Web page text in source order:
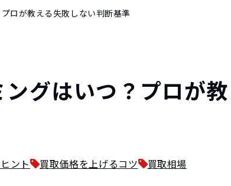
ロが教える失敗しない判断基準
グはいつ？プロが
ント 買取価格を上げるコツ
買取相場